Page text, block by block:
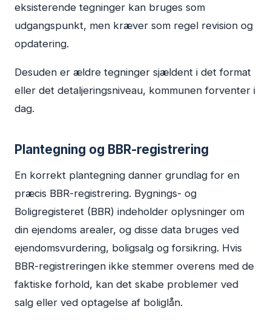
eksisterende tegninger kan bruges som
udgangspunkt, men kræver som regel revision og
opdatering.
Desuden er ældre tegninger sjældent i det format
eller det detaljeringsniveau, kommunen forventer i
dag.
Plantegning og BBR-registrering
En korrekt plantegning danner grundlag for en
præcis BBR-registrering. Bygnings- og
Boligregisteret (BBR) indeholder oplysninger om
din ejendoms arealer, og disse data bruges ved
ejendomsvurdering, boligsalg og forsikring. Hvis
BBR-registreringen ikke stemmer overens med de
faktiske forhold, kan det skabe problemer ved
salg eller ved optagelse af boliglån.